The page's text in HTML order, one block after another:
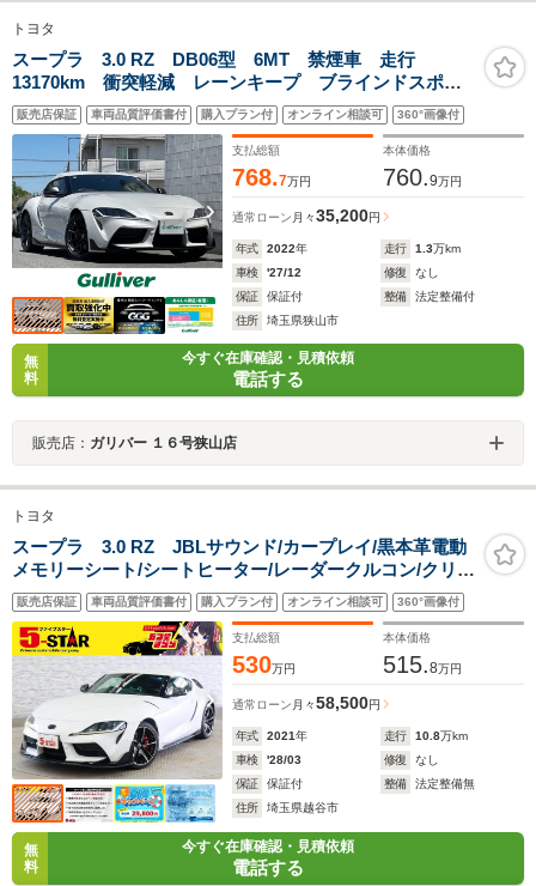
トヨタ
スープラ 3.0 RZ DB06型 6MT 禁煙車 走行
13170km 衝突軽減 レーンキープ ブラインドスポッ
ト クルーズコントロール ヘッドアップディスプレ
イ アイドリングストップ LEDヘッドライト コーナ
ーセンサー
販売店保証 車両品質評価書付 購入プラン付 オンライン相談可 360°画像付
支払総額
768.7万円
本体価格
760.9万円
通常ローン 月々35,200円
年式 2022年 走行 1.3万km
車検
'27/12 修復
なし
保証
保証付 整備
法定整備付
住所
埼玉県狭山市
無
料
今すぐ在庫確認・見積依頼
電話する
販売店： ガリバー １６号狭山店
トヨタ
スープラ 3.0 RZ JBLサウンド/カープレイ/黒本革電動
メモリーシート/シートヒーター/レーダークルコン/クリア
ランスソナー/レーンアシスト/BSM/RCTA/アダプティブ
ハイビーム/純正ナビ/バックカメラ/純正AW
販売店保証 車両品質評価書付 購入プラン付 オンライン相談可 360°画像付
支払総額
530万円
本体価格
515.8万円
通常ローン 月々58,500円
年式 2021年 走行 10.8万km
車検
'28/03 修復
なし
保証
保証付 整備
法定整備無
住所
埼玉県越谷市
無
料
今すぐ在庫確認・見積依頼
電話する